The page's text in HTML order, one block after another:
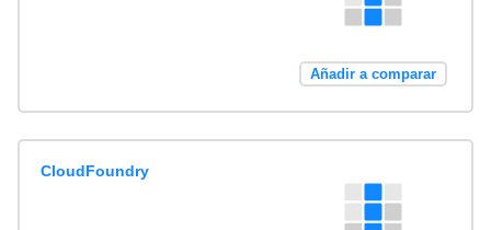
Añadir a comparar
CloudFoundry